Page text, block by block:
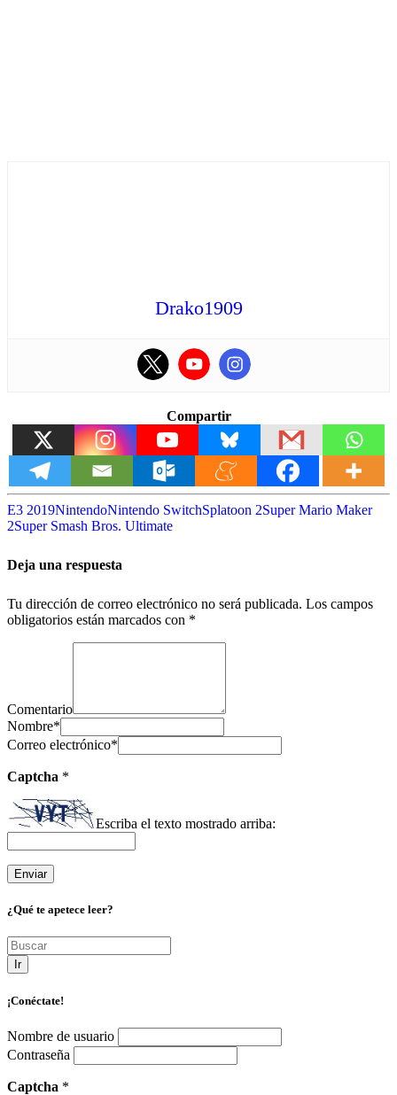
Drako1909
Compartir
E3 2019NintendoNintendo SwitchSplatoon 2Super Mario Maker
2Super Smash Bros. Ultimate
Deja una respuesta
Tu dirección de correo electrónico no será publicada. Los campos
obligatorios están marcados con *
Comentario
Nombre*
Correo electrónico*
Captcha *
Escriba el texto mostrado arriba:
¿Qué te apetece leer?
Ir
¡Conéctate!
Nombre de usuario
Contraseña
Captcha *